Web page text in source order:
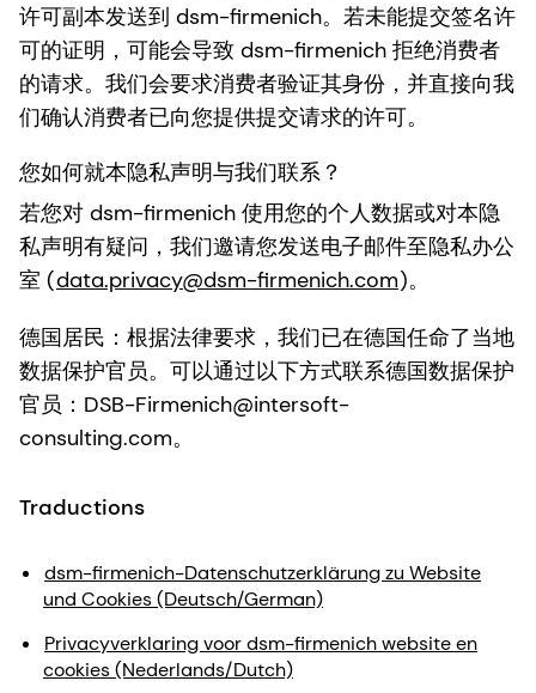
许可副本发送到 dsm-firmenich。若未能提交签名许
可的证明，可能会导致 dsm-firmenich 拒绝消费者
的请求。我们会要求消费者验证其身份，并直接向我
们确认消费者已向您提供提交请求的许可。
您如何就本隐私声明与我们联系？
若您对 dsm-firmenich 使用您的个人数据或对本隐
私声明有疑问，我们邀请您发送电子邮件至隐私办公
室 (data.privacy@dsm-firmenich.com)。
德国居民 ：根据法律要求，我们已在德国任命了当地
数据保护官员。可以通过以下方式联系德国数据保护
官员：DSB-Firmenich@intersoft-
consulting.com。
Traductions
dsm-firmenich-Datenschutzerklärung zu Website
und Cookies (Deutsch/German)
Privacyverklaring voor dsm-firmenich website en
cookies (Nederlands/Dutch)